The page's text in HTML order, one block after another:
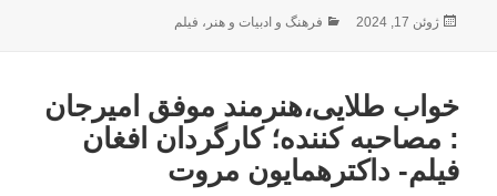
ارسال
ژوئن 17, 2024 دسته‌ها
فرهنگ و ادبیات و هنر ، فیلم
خواب طلایی،هنرمند موفق امیرجان
: مصاحبه کننده؛ کارگردان افغان
فیلم- داکترهمایون مروت